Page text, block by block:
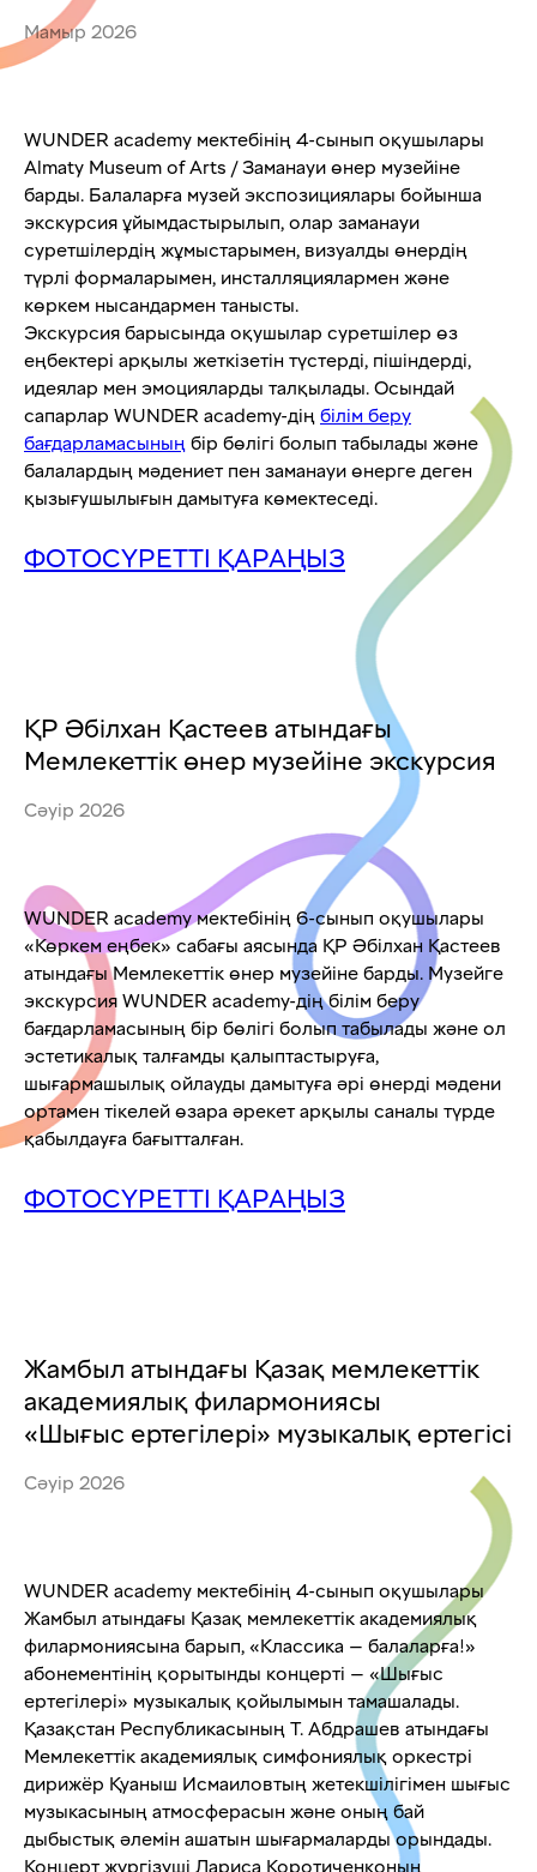
Мамыр 2026
WUNDER academy мектебінің 4-сынып оқушылары
Almaty Museum of Arts / Заманауи өнер музейіне
барды. Балаларға музей экспозициялары бойынша
экскурсия ұйымдастырылып, олар заманауи
суретшілердің жұмыстарымен, визуалды өнердің
түрлі формаларымен, инсталляциялармен және
көркем нысандармен танысты.
Экскурсия барысында оқушылар суретшілер өз
еңбектері арқылы жеткізетін түстерді, пішіндерді,
идеялар мен эмоцияларды талқылады. Осындай
сапарлар WUNDER academy-дің білім беру
бағдарламасының бір бөлігі болып табылады және
балалардың мәдениет пен заманауи өнерге деген
қызығушылығын дамытуға көмектеседі.
ФОТОСҮРЕТТІ ҚАРАҢЫЗ
ҚР Әбілхан Қастеев атындағы
Мемлекеттік өнер музейіне экскурсия
Сәуір 2026
WUNDER academy мектебінің 6-сынып оқушылары
«Көркем еңбек» сабағы аясында ҚР Әбілхан Қастеев
атындағы Мемлекеттік өнер музейіне барды. Музейге
экскурсия WUNDER academy-дің білім беру
бағдарламасының бір бөлігі болып табылады және ол
эстетикалық талғамды қалыптастыруға,
шығармашылық ойлауды дамытуға әрі өнерді мәдени
ортамен тікелей өзара әрекет арқылы саналы түрде
қабылдауға бағытталған.
ФОТОСҮРЕТТІ ҚАРАҢЫЗ
Жамбыл атындағы Қазақ мемлекеттік
академиялық филармониясы
«Шығыс ертегілері» музыкалық ертегісі
Сәуір 2026
WUNDER academy мектебінің 4-сынып оқушылары
Жамбыл атындағы Қазақ мемлекеттік академиялық
филармониясына барып, «Классика — балаларға!»
абонементінің қорытынды концерті — «Шығыс
ертегілері» музыкалық қойылымын тамашалады.
Қазақстан Республикасының Т. Абдрашев атындағы
Мемлекеттік академиялық симфониялық оркестрі
дирижёр Қуаныш Исмаиловтың жетекшілігімен шығыс
музыкасының атмосферасын және оның бай
дыбыстық әлемін ашатын шығармаларды орындады.
Концерт жүргізуші Лариса Коротиченконың